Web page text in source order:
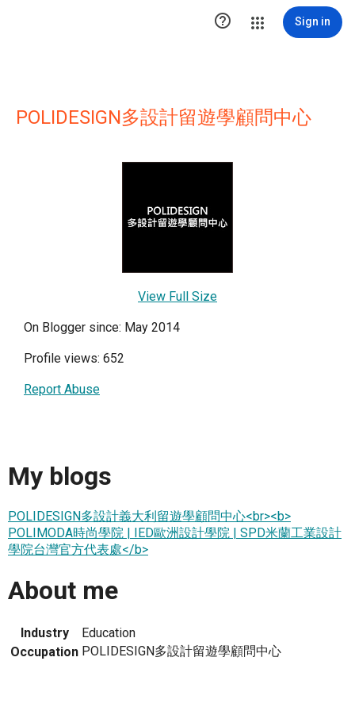
 Sign in
POLIDESIGN多設計留遊學顧問中心
View Full Size
On Blogger since: May 2014
Profile views: 652
Report Abuse
My blogs
POLIDESIGN多設計義大利留遊學顧問中心<br><b>
POLIMODA時尚學院 | IED歐洲設計學院 | SPD米蘭工業設計
學院台灣官方代表處</b>
About me
Industry
Education
Occupation POLIDESIGN多設計留遊學顧問中心